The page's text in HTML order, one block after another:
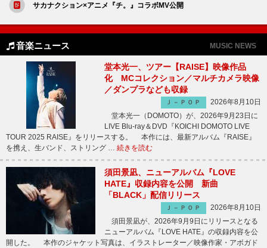
サカナクション×アニメ『チ。』コラボMV公開
音楽ニュース MUSIC NEWS
堂本光一、ツアー【RAISE】映像作品
化 MCコレクション／マルチカメラ映像
／ダンプラなども収録
Ｊ－ＰＯＰ
2026年8月10日
堂本光一（DOMOTO）が、2026年9月23日に
LIVE Blu-ray＆DVD『KOICHI DOMOTO LIVE
TOUR 2025 RAISE』をリリースする。 本作には、最新アルバム『RAISE』
を携え、生バンド、ストリング … 続きを読む
須田景凪、ニューアルバム『LOVE
HATE』収録内容を公開 新曲
「BLACK」配信リリース
Ｊ－ＰＯＰ
2026年8月10日
須田景凪が、2026年9月9日にリリースとなる
ニューアルバム『LOVE HATE』の収録内容を公
開した。 本作のジャケット写真は、イラストレーター／映像作家・アボガド